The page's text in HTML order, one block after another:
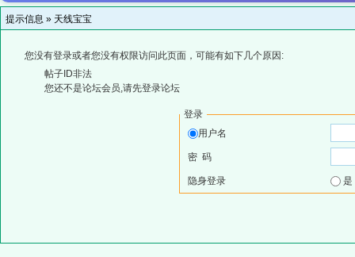
提示信息 » 天线宝宝
您没有登录或者您没有权限访问此页面，可能有如下几个原因:
帖子ID非法
您还不是论坛会员,请先登录论坛
登录
用户名
密 码
隐身登录